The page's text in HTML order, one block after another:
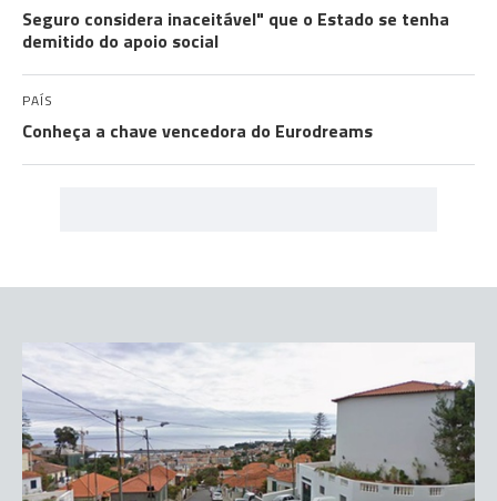
Seguro considera inaceitável" que o Estado se tenha
demitido do apoio social
PAÍS
Conheça a chave vencedora do Eurodreams